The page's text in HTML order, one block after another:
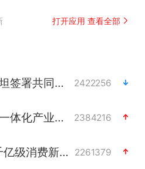
打开应用 查看全部
沙特土耳其巴基斯坦签署共同防务协议 2422256
全球首个长时储能一体化产业园量产 2384216
“电影+”如何激发千亿级消费新活力？ 2261379